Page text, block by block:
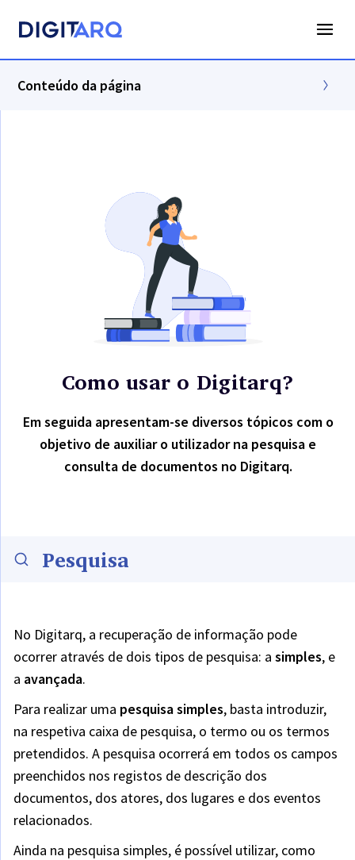
Conteúdo da página
Como usar o Digitarq?
Em seguida apresentam-se diversos tópicos com o
objetivo de auxiliar o utilizador na pesquisa e
consulta de documentos no Digitarq.
Pesquisa
No Digitarq, a recuperação de informação pode
ocorrer através de dois tipos de pesquisa: a simples, e
a avançada.
Para realizar uma pesquisa simples, basta introduzir,
na respetiva caixa de pesquisa, o termo ou os termos
pretendidos. A pesquisa ocorrerá em todos os campos
preenchidos nos registos de descrição dos
documentos, dos atores, dos lugares e dos eventos
relacionados.
Ainda na pesquisa simples, é possível utilizar, como